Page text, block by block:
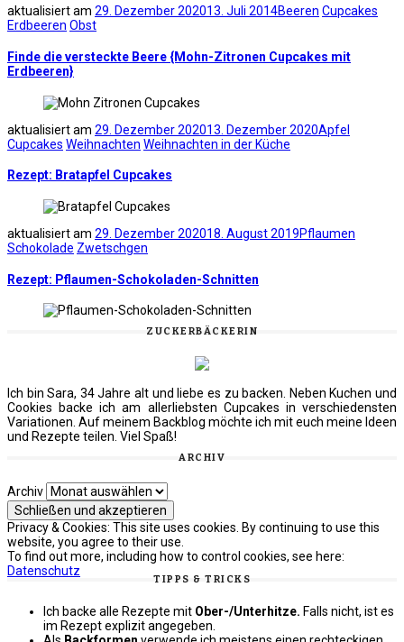
aktualisiert am 29. Dezember 202013. Juli 2014Beeren Cupcakes
Erdbeeren Obst
Finde die versteckte Beere {Mohn-Zitronen Cupcakes mit
Erdbeeren}
aktualisiert am 29. Dezember 202013. Dezember 2020Apfel
Cupcakes Weihnachten Weihnachten in der Küche
Rezept: Bratapfel Cupcakes
aktualisiert am 29. Dezember 202018. August 2019Pflaumen
Schokolade Zwetschgen
Rezept: Pflaumen-Schokoladen-Schnitten
ZUCKERBÄCKERIN
Ich bin Sara, 34 Jahre alt und liebe es zu backen. Neben Kuchen und
Cookies backe ich am allerliebsten Cupcakes in verschiedensten
Variationen. Auf meinem Backblog möchte ich mit euch meine Ideen
und Rezepte teilen. Viel Spaß!
ARCHIV
Archiv
Privacy & Cookies: This site uses cookies. By continuing to use this
website, you agree to their use.
To find out more, including how to control cookies, see here:
Datenschutz
TIPPS & TRICKS
Ich backe alle Rezepte mit Ober-/Unterhitze. Falls nicht, ist es
im Rezept explizit angegeben.